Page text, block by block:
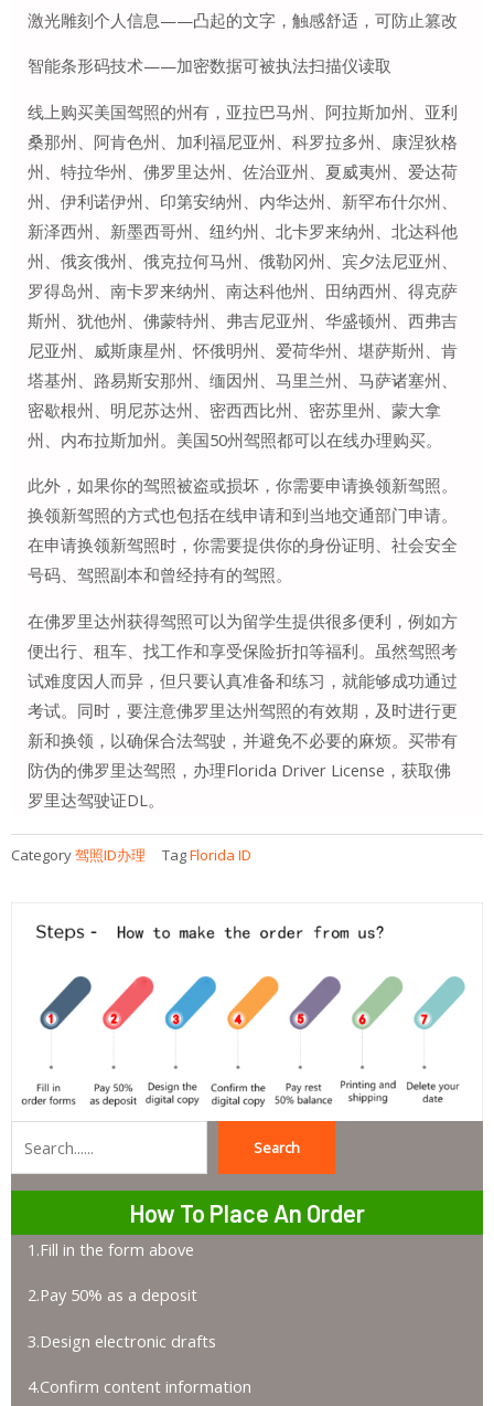
激光雕刻个人信息——凸起的文字，触感舒适，可防止篡改
智能条形码技术——加密数据可被执法扫描仪读取
线上购买美国驾照的州有，亚拉巴马州、阿拉斯加州、亚利
桑那州、阿肯色州、加利福尼亚州、科罗拉多州、康涅狄格
州、特拉华州、佛罗里达州、佐治亚州、夏威夷州、爱达荷
州、伊利诺伊州、印第安纳州、内华达州、新罕布什尔州、
新泽西州、新墨西哥州、纽约州、北卡罗来纳州、北达科他
州、俄亥俄州、俄克拉何马州、俄勒冈州、宾夕法尼亚州、
罗得岛州、南卡罗来纳州、南达科他州、田纳西州、得克萨
斯州、犹他州、佛蒙特州、弗吉尼亚州、华盛顿州、西弗吉
尼亚州、威斯康星州、怀俄明州、爱荷华州、堪萨斯州、肯
塔基州、路易斯安那州、缅因州、马里兰州、马萨诸塞州、
密歇根州、明尼苏达州、密西西比州、密苏里州、蒙大拿
州、内布拉斯加州。美国50州驾照都可以在线办理购买。
此外，如果你的驾照被盗或损坏，你需要申请换领新驾照。
换领新驾照的方式也包括在线申请和到当地交通部门申请。
在申请换领新驾照时，你需要提供你的身份证明、社会安全
号码、驾照副本和曾经持有的驾照。
在佛罗里达州获得驾照可以为留学生提供很多便利，例如方
便出行、租车、找工作和享受保险折扣等福利。虽然驾照考
试难度因人而异，但只要认真准备和练习，就能够成功通过
考试。同时，要注意佛罗里达州驾照的有效期，及时进行更
新和换领，以确保合法驾驶，并避免不必要的麻烦。买带有
防伪的佛罗里达驾照，办理Florida Driver License，获取佛
罗里达驾驶证DL。
Category驾照ID办理 TagFlorida ID
Search
How To Place An Order
1.Fill in the form above
2.Pay 50% as a deposit
3.Design electronic drafts
4.Confirm content information